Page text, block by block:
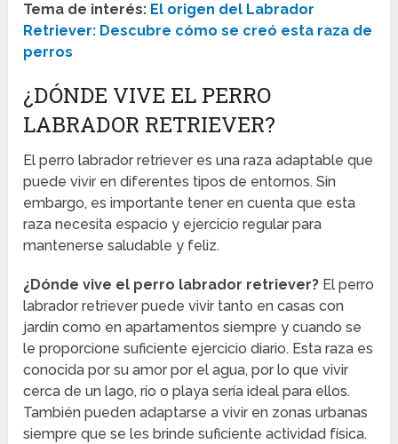
Tema de interés: El origen del Labrador
Retriever: Descubre cómo se creó esta raza de
perros
¿DÓNDE VIVE EL PERRO
LABRADOR RETRIEVER?
El perro labrador retriever es una raza adaptable que
puede vivir en diferentes tipos de entornos. Sin
embargo, es importante tener en cuenta que esta
raza necesita espacio y ejercicio regular para
mantenerse saludable y feliz.
¿Dónde vive el perro labrador retriever? El perro
labrador retriever puede vivir tanto en casas con
jardín como en apartamentos siempre y cuando se
le proporcione suficiente ejercicio diario. Esta raza es
conocida por su amor por el agua, por lo que vivir
cerca de un lago, río o playa sería ideal para ellos.
También pueden adaptarse a vivir en zonas urbanas
siempre que se les brinde suficiente actividad física.